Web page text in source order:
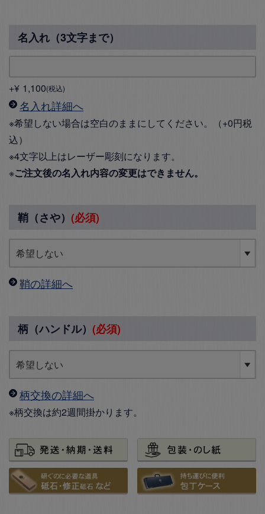
名入れ（3文字まで）
+¥ 1,100 税込
名入れ詳細へ
※希望しない場合は空白のままにしてください。（+0円税
込）
※4文字以上はレーザー彫刻になります。
※ご注文後の名入れ内容の変更はできません。
鞘（さや） (必須)
鞘の詳細へ
柄（ハンドル） (必須)
柄交換の詳細へ
※柄交換は約2週間掛かります。